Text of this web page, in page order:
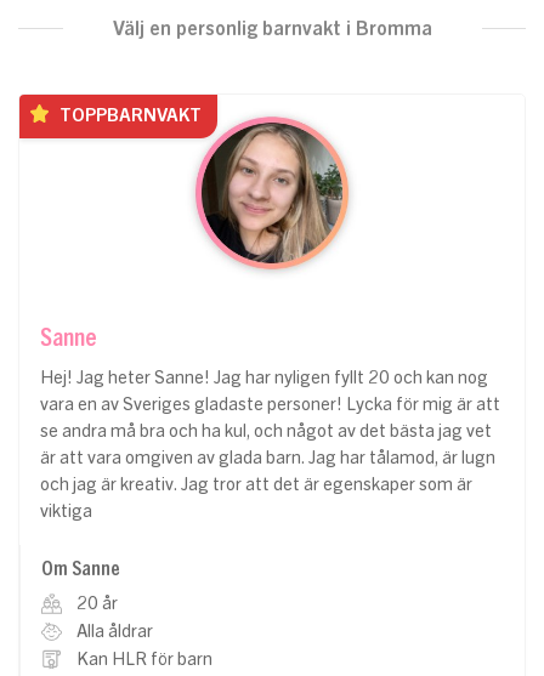
Välj en personlig barnvakt i Bromma
TOPPBARNVAKT
Sanne
Hej! Jag heter Sanne! Jag har nyligen fyllt 20 och kan nog
vara en av Sveriges gladaste personer! Lycka för mig är att
se andra må bra och ha kul, och något av det bästa jag vet
är att vara omgiven av glada barn. Jag har tålamod, är lugn
och jag är kreativ. Jag tror att det är egenskaper som är
viktiga
Om Sanne
20 år
Alla åldrar
Kan HLR för barn